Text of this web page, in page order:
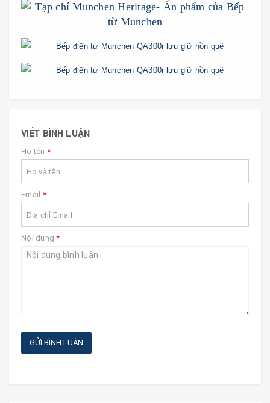
VIẾT BÌNH LUẬN
Họ tên *
Email *
Nội dung*
GỬI BÌNH LUẬN